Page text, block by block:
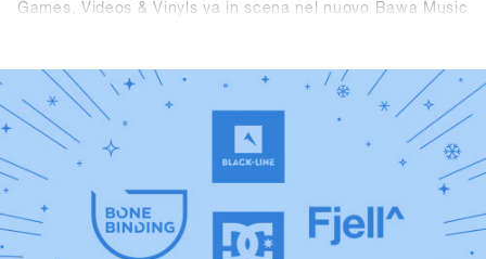
Games, Videos & Vinyls va in scena nel nuovo Bawa Music
possono vincere gramdi premi.Lunedì dalle 21:00, due
vere leggende dello snowboard passano dietro alla
consolle: Fredi Kalbermatten e Gogo Gossner, alias DJ
Fredi K & DJock Norris. Il loro viaggio tra hip hop old-
school, funk e soul prende vita al Kosis Pub (Hotel Kosis,
Fügen).Due serate indimenticabili in due location diverse e
stimolanti, pensate come spazi di confronto, community,
divertimento e tempo condiviso lontano dalla neve.